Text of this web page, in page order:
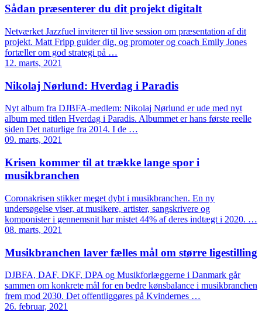
Sådan præsenterer du dit projekt digitalt
Netværket Jazzfuel inviterer til live session om præsentation af dit
projekt. Matt Fripp guider dig, og promoter og coach Emily Jones
fortæller om god strategi på …
12. marts, 2021
Nikolaj Nørlund: Hverdag i Paradis
Nyt album fra DJBFA-medlem: Nikolaj Nørlund er ude med nyt
album med titlen Hverdag i Paradis. Albummet er hans første reelle
siden Det naturlige fra 2014. I de …
09. marts, 2021
Krisen kommer til at trække lange spor i
musikbranchen
Coronakrisen stikker meget dybt i musikbranchen. En ny
undersøgelse viser, at musikere, artister, sangskrivere og
komponister i gennemsnit har mistet 44% af deres indtægt i 2020. …
08. marts, 2021
Musikbranchen laver fælles mål om større ligestilling
DJBFA, DAF, DKF, DPA og Musikforlæggerne i Danmark går
sammen om konkrete mål for en bedre kønsbalance i musikbranchen
frem mod 2030. Det offentliggøres på Kvindernes …
26. februar, 2021